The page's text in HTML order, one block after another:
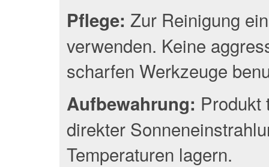
Pflege: Zur Reinigung
verwenden. Keine
scharfen Werkzeuge
Aufbewahrung: Produkt
direkter
Temperaturen lagern.